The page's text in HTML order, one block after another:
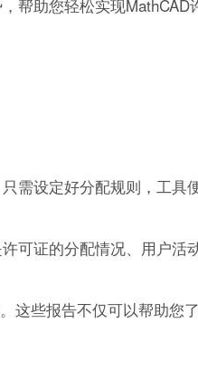
帮助您轻松实现MathCAD
需设定好分配规则，工具
可证的分配情况、用户活
这些报告不仅可以帮助您